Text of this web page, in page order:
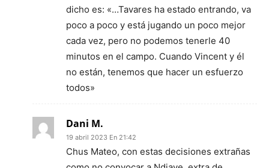
dicho es: «…Tavares ha estado entrando, va
poco a poco y está jugando un poco mejor
cada vez, pero no podemos tenerle 40
minutos en el campo. Cuando Vincent y él
no están, tenemos que hacer un esfuerzo
todos»
Dani M.
19 abril 2023 En 21:42
Chus Mateo, con estas decisiones extrañas